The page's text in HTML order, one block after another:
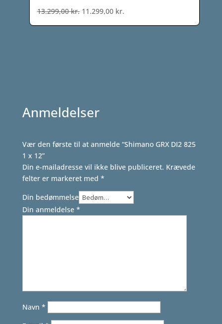
13.299,00kr. Den
oprindelige
11.299,00 kr.
aktuelle
Anmeldelser
Vær den første til at anmelde “Shimano GRX DI2 825
1 x 12”
Din e-mailadresse vil ikke blive publiceret. Krævede
felter er markeret med *
Din bedømmelse
Din anmeldelse *
Navn *